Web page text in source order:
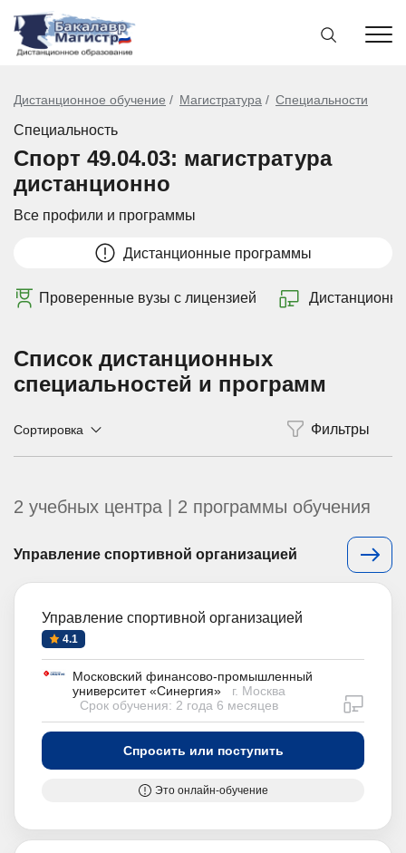
Дистанционное обучение Магистратура Специальности
Специальность
Спорт 49.04.03: магистратура
дистанционно
Все профили и программы
Дистанционные программы
Проверенные вузы с лицензией Дистанционно
Список дистанционных
специальностей и программ
Сортировка
2 учебных центра | 2 программы обучения
Управление спортивной организацией
Управление спортивной организацией
4.1
Московский финансово-промышленный
университет «Синергия»
г. Москва
Срок обучения: 2 года 6 месяцев
Спросить или поступить
Это онлайн-обучение